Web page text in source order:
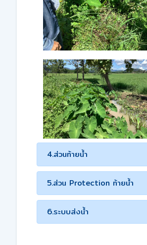
4.ส่วนท้ายน้ำ
5.ส่วน Protection ท้ายน้ำ
6.ระบบส่งน้ำ